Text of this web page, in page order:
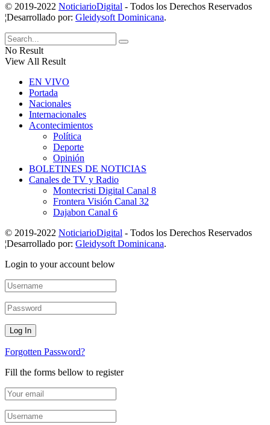
© 2019-2022 NoticiarioDigital - Todos los Derechos Reservados
¦Desarrollado por: Gleidysoft Dominicana.
No Result
View All Result
EN VIVO
Portada
Nacionales
Internacionales
Acontecimientos
Política
Deporte
Opinión
BOLETINES DE NOTICIAS
Canales de TV y Radio
Montecristi Digital Canal 8
Frontera Visión Canal 32
Dajabon Canal 6
© 2019-2022 NoticiarioDigital - Todos los Derechos Reservados
¦Desarrollado por: Gleidysoft Dominicana.
Login to your account below
Forgotten Password?
Fill the forms bellow to register